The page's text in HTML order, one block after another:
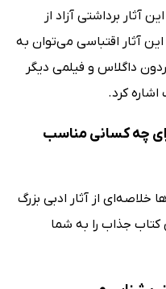
برداشتی آزاد از
آثار اقتباسی می‌توان به
داگلاس و فیلمی دیگر
کرد.
چه کسانی مناسب
از آثار ادبی بزرگ
کتاب جذاب را به شما